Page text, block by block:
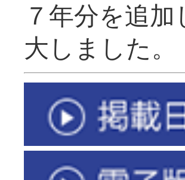
７年分を追
大しま